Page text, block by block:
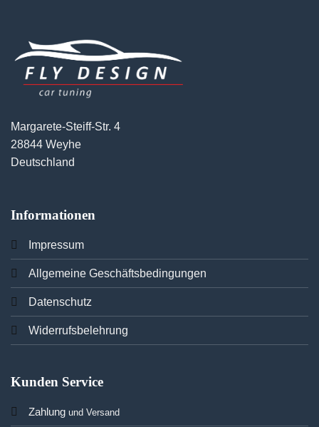
Margarete-Steiff-Str. 4
28844 Weyhe
Deutschland
Informationen
Impressum
Allgemeine Geschäftsbedingungen
Datenschutz
Widerrufsbelehrung
Kunden Service
Zahlungund Versand